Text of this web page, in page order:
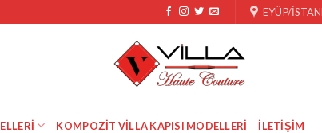
EYÜP/
KOMPOZIT VILLA KAPISI MODELLERI İLETIŞIM